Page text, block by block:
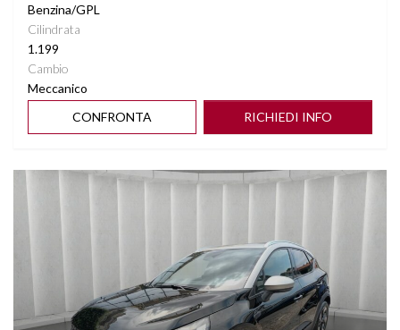
Benzina/GPL
Cilindrata
1.199
Cambio
Meccanico
CONFRONTA
RICHIEDI INFO